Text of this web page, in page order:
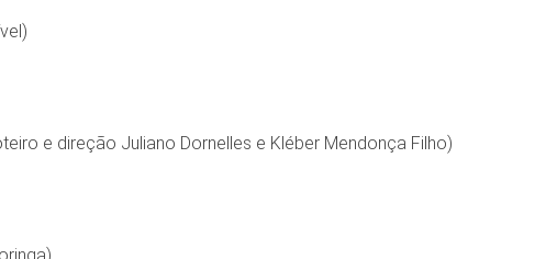
e direção Juliano Dornelles e Kléber Mendonça Filho)